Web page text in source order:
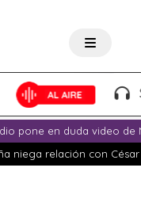
pone en duda video de
niega relación con